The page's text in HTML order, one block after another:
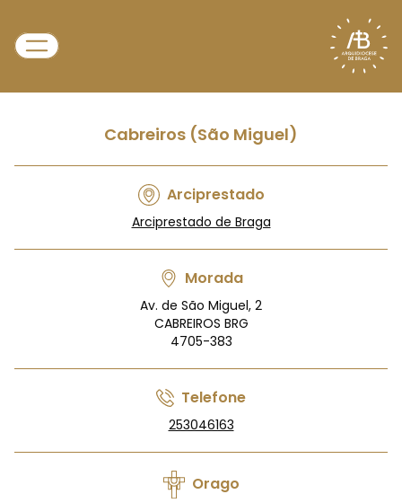
Cabreiros (São Miguel)
Arciprestado
Arciprestado de Braga
Morada
Av. de São Miguel, 2
CABREIROS BRG
4705-383
Telefone
253046163
Orago